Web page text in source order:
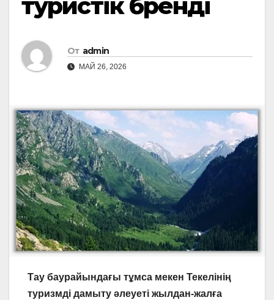
туристік бренді
От admin
МАЙ 26, 2026
Тау баурайындағы тұмса мекен Текелінің
туризмді дамыту әлеуеті жылдан-жалға